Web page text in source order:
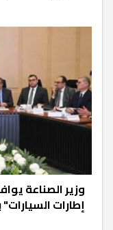
وزير الصناعة
إطارات السيارات" بـ291 مليون